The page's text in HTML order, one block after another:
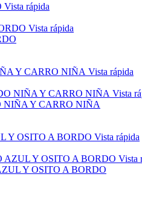
Vista rápida
Vista rápida
Vista rápida
Vista
NIÑA Y CARRO NIÑA
Vista rápida
Vista
Y OSITO A BORDO